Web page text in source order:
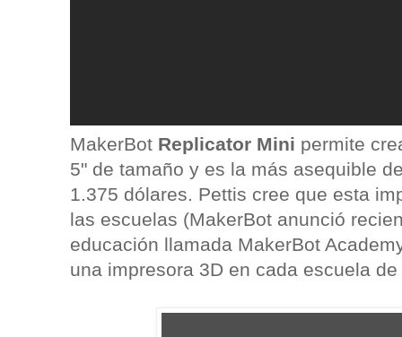
MakerBot Replicator Mini permite
5" de tamaño y es la más asequible
1.375 dólares. Pettis cree que esta
las escuelas (MakerBot anunció
educación llamada MakerBot
una impresora 3D en cada escuela de